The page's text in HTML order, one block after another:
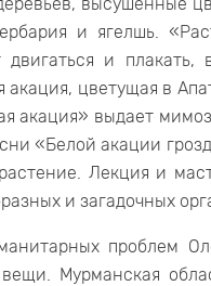
и ягелшь.
и плакать,
цветущая в
акация» выдает
«Белой акации
Лекция и
и загадочных
проблем
Мурманская